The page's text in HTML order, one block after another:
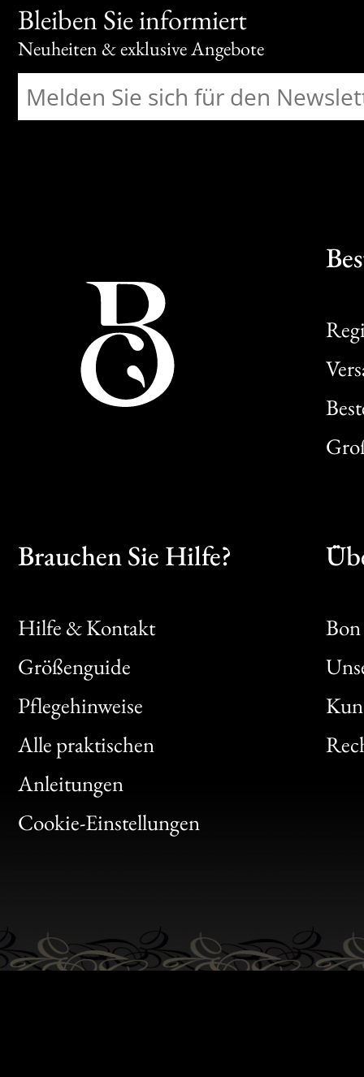
Bleiben Sie informiert
Neuheiten & exklusive Angebote
Brauchen Sie Hilfe?
Hilfe & Kontakt
Größenguide
Pflegehinweise
Alle praktischen
Anleitungen
Cookie-Einstellungen
Bon
Clic